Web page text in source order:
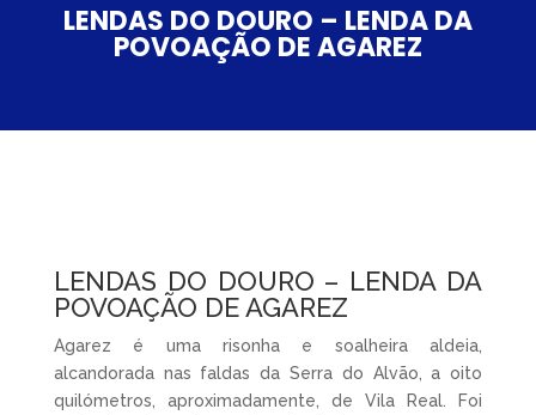
LENDAS DO DOURO – LENDA DA
POVOAÇÃO DE AGAREZ
LENDAS DO DOURO – LENDA DA
POVOAÇÃO DE AGAREZ
Agarez é uma risonha e soalheira aldeia,
alcandorada nas faldas da Serra do Alvão, a oito
quilómetros, aproximadamente, de Vila Real. Foi